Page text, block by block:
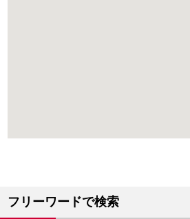
フリーワードで検索